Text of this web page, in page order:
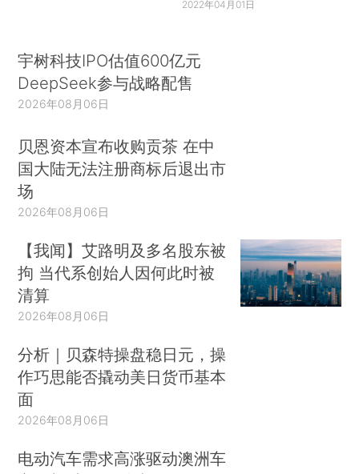
2022年04月01日
宇树科技IPO估值600亿元
DeepSeek参与战略配售
2026年08月06日
贝恩资本宣布收购贡茶 在中
国大陆无法注册商标后退出市
场
2026年08月06日
【我闻】艾路明及多名股东被
拘 当代系创始人因何此时被
清算
2026年08月06日
分析｜贝森特操盘稳日元，操
作巧思能否撬动美日货币基本
面
2026年08月06日
电动汽车需求高涨驱动澳洲车